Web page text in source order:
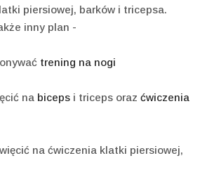
piersiowej, barków i tricepsa.
inny plan -
trening na nogi
na biceps i triceps oraz ćwiczenia
na ćwiczenia klatki piersiowej,